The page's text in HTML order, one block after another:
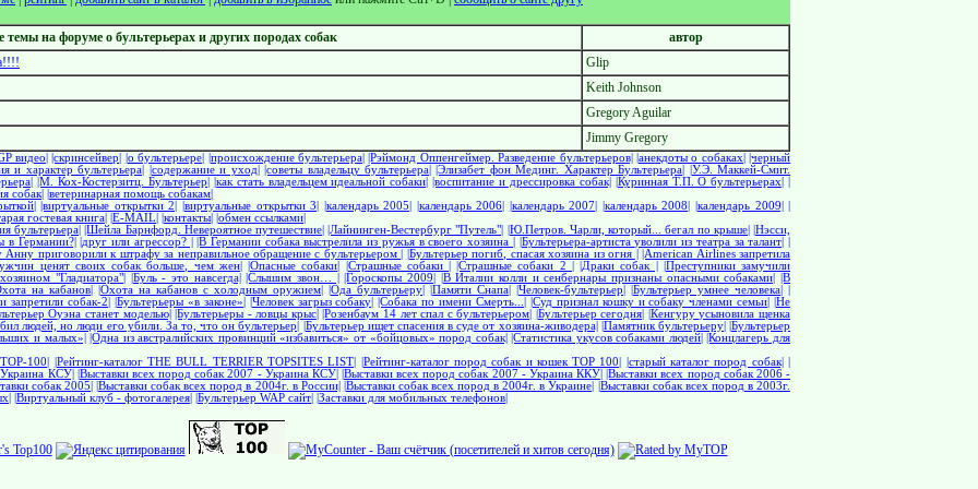
темы на форуме о бультерьерах и других породах собак
автор
Glip
Keith Johnson
Gregory Aguilar
Jimmy Gregory
видео| |скринсейвер| |о бультерьере| |происхождение бультерьера| |Рэймонд Оппенгеймер. Разведение бультерьеров| |анекдоты о собаках|
|черный
и характер бультерьера| |содержание и уход| |советы владельцу бультерьера| |Элизабет фон Мединг. Характер Бультерьера|
|У.Э. Маккей-Смит.
|М. Кох-Костерзитц. Бультерьер| |как стать владельцем идеальной собаки| |воспитание и дрессировка собак| |Куринная Т.П. О бультерьерах|
собак|
|ветеринарная помощь собакам|
|виртуальные открытки 2| |виртуальные открытки 3| |календарь 2005| |календарь 2006| |календарь 2007| |календарь 2008| |календарь 2009|
гостевая книга| |E-MAIL| |контакты|
|обмен ссылками|
бультерьера| |Шейла Барнфорд. Невероятное путешествие| |Лайнинген-Вестербург "Путель"| |Ю.Петров. Чарли, который... бегал по крыше|
|Нэсси,
в Германии?| |друг или агрессор? | |В Германии собака выстрелила из ружья в своего хозяина | |Бультерьера-артиста уволили из театра за талант|
Анну приговорили к штрафу за неправильное обращение с бультерьером | |Бультерьер погиб, спасая хозяина из огня |
|American Airlines запретила
ценят своих собак больше, чем жен| |Опасные собаки| |Страшные собаки | |Страшные собаки 2 | |Драки собак |
|Преступники замучили
"Гладиатора"| |Буль - это навсегда| |Слышим звон… | |Гороскопы 2009| |В Италии колли и сенбернары признаны опасными собаками|
|В
на кабанов| |Охота на кабанов с холодным оружием| |Ода бультерьеру| |Памяти Снапа| |Человек-бультерьер| |Бультерьер умнее человека|
запретили собак-2| |Бультерьеры «в законе»| |Человек загрыз собаку| |Собака по имени Смерть...| |Суд признал кошку и собаку членами семьи|
|Не
Оуэна станет моделью| |Бультерьеры - ловцы крыс| |Розенбаум 14 лет спал с бультерьером| |Бультерьер сегодня|
|Кенгуру усыновила щенка
людей, но люди его убили. За то, что он бультерьер| |Бультерьер ищет спасения в суде от хозяина-живодера| |Памятник бультерьеру|
|Бультерьер
и малых»| |Одна из австралийских провинций «избавиться» от «бойцовых» пород собак| |Статистика укусов собаками людей|
|Концлагерь для
100| |Рейтинг-каталог THE BULL TERRIER TOPSITES LIST| |Рейтинг-каталог пород собак и кошек TOP 100| |старый каталог пород собак|
Украина КСУ| |Выставки всех пород собак 2007 - Украина КСУ| |Выставки всех пород собак 2007 - Украина ККУ|
|Выставки всех пород собак 2006 -
собак 2005| |Выставки собак всех пород в 2004г. в России| |Выставки собак всех пород в 2004г. в Украине|
|Выставки собак всех пород в 2003г.
|Виртуальный клуб - фотогалерея| |Бультерьер WAP сайт| |Заставки для мобильных телефонов|